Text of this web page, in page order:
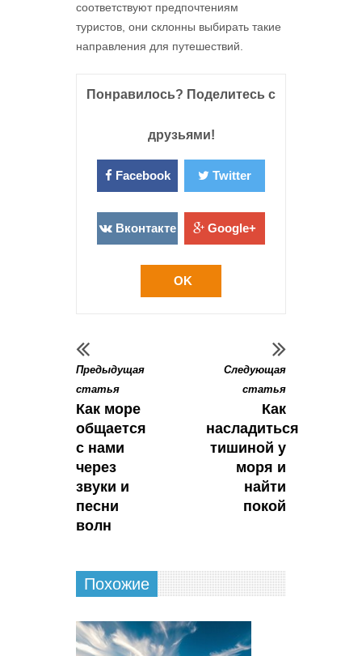
соответствуют предпочтениям
туристов, они склонны выбирать такие
направления для путешествий.
Понравилось? Поделитесь с
друзьями!
Facebook Twitter
Вконтакте Google+
OK
Предыдущая
статья
Как море
общается
с нами
через
звуки и
песни
волн
Следующая
статья
Как
насладиться
тишиной у
моря и
найти
покой
Похожие